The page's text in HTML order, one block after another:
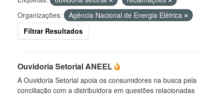
Organizações:
Agência Nacional de Energia Elétrica
Filtrar Resultados
Ouvidoria Setorial ANEEL
A Ouvidoria Setorial apoia os consumidores na busca pela
conciliação com a distribuidora em questões relacionadas